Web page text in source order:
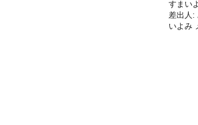
すまい
差出人:
いよみ